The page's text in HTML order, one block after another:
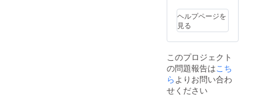
ヘルプページを
見る
このプロジェクト
の問題報告はこち
ら よりお問い合わ
せください